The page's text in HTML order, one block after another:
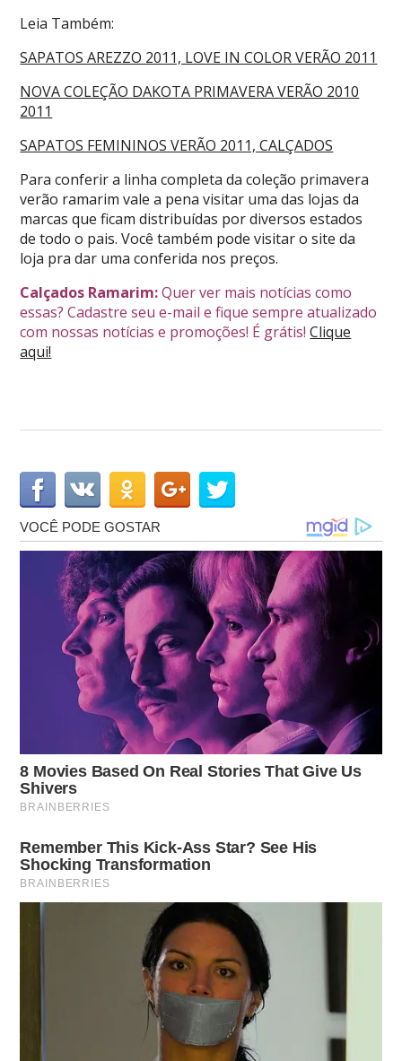
Leia Também:
SAPATOS AREZZO 2011, LOVE IN COLOR VERÃO 2011
NOVA COLEÇÃO DAKOTA PRIMAVERA VERÃO 2010
2011
SAPATOS FEMININOS VERÃO 2011, CALÇADOS
Para conferir a linha completa da coleção primavera
verão ramarim vale a pena visitar uma das lojas da
marcas que ficam distribuídas por diversos estados
de todo o pais. Você também pode visitar o site da
loja pra dar uma conferida nos preços.
Calçados Ramarim:Quer ver mais notícias como
essas? Cadastre seu e-mail e fique sempre atualizado
com nossas notícias e promoções! É grátis!Clique
aqui!